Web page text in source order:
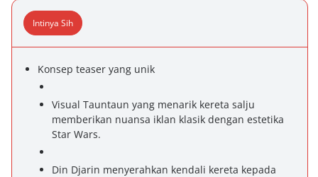
Intinya Sih
Konsep teaser yang unik
Visual Tauntaun yang menarik kereta salju
memberikan nuansa iklan klasik dengan estetika
Star Wars.
Din Djarin menyerahkan kendali kereta kepada